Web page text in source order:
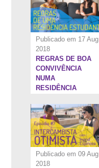
Publicado em 17 Aug
2018
REGRAS DE BOA
CONVIVÊNCIA
NUMA
RESIDÊNCIA
Publicado em 09 Aug
2018